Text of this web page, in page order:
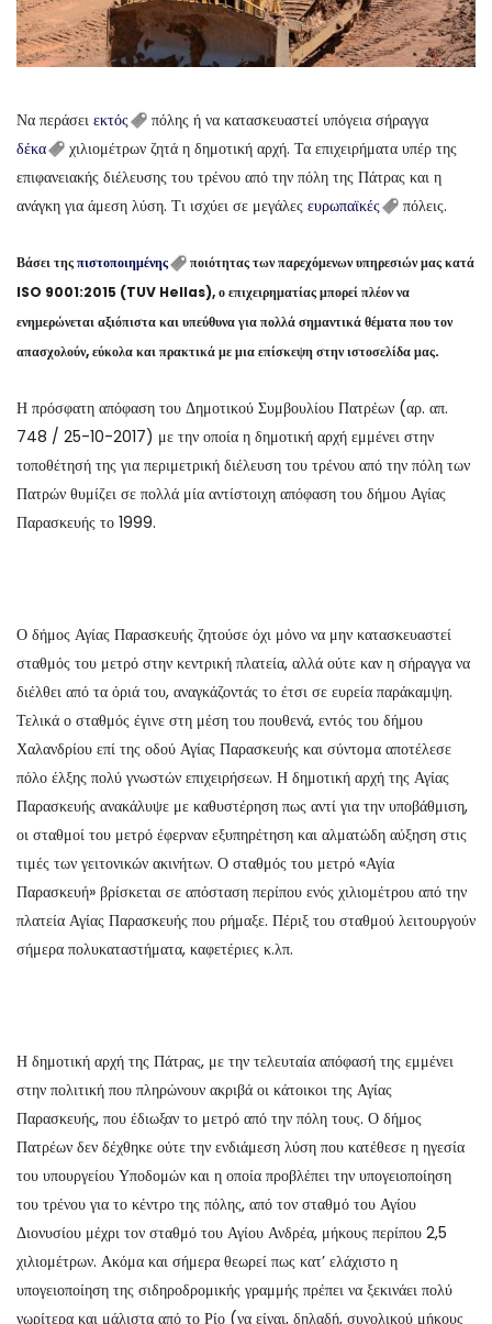
Να περάσει εκτός
πόλης ή να κατασκευαστεί υπόγεια σήραγγα
δέκα
χιλιομέτρων ζητά η δημοτική αρχή. Τα επιχειρήματα υπέρ της
επιφανειακής διέλευσης του τρένου από την πόλη της Πάτρας και η
ανάγκη για άμεση λύση. Τι ισχύει σε μεγάλες ευρωπαϊκές πόλεις.
Βάσει τηςπιστοποιημένης
ποιότητας των παρεχόμενων υπηρεσιών μας κατά
ISO 9001:2015 (TUV Hellas), ο επιχειρηματίας μπορεί πλέον να
ενημερώνεται αξιόπιστα και υπεύθυνα για πολλά σημαντικά θέματα που τον
απασχολούν, εύκολα και πρακτικά με μια επίσκεψη στην ιστοσελίδα μας.
Η πρόσφατη απόφαση του Δημοτικού Συμβουλίου Πατρέων (αρ. απ.
748 / 25-10-2017) με την οποία η δημοτική αρχή εμμένει στην
τοποθέτησή της για περιμετρική διέλευση του τρένου από την πόλη των
Πατρών θυμίζει σε πολλά μία αντίστοιχη απόφαση του δήμου Αγίας
Παρασκευής το 1999.
Ο δήμος Αγίας Παρασκευής ζητούσε όχι μόνο να μην κατασκευαστεί
σταθμός του μετρό στην κεντρική πλατεία, αλλά ούτε καν η σήραγγα να
διέλθει από τα όριά του, αναγκάζοντάς το έτσι σε ευρεία παράκαμψη.
Τελικά ο σταθμός έγινε στη μέση του πουθενά, εντός του δήμου
Χαλανδρίου επί της οδού Αγίας Παρασκευής και σύντομα αποτέλεσε
πόλο έλξης πολύ γνωστών επιχειρήσεων. Η δημοτική αρχή της Αγίας
Παρασκευής ανακάλυψε με καθυστέρηση πως αντί για την υποβάθμιση,
οι σταθμοί του μετρό έφερναν εξυπηρέτηση και αλματώδη αύξηση στις
τιμές των γειτονικών ακινήτων. Ο σταθμός του μετρό «Αγία
Παρασκευή» βρίσκεται σε απόσταση περίπου ενός χιλιομέτρου από την
πλατεία Αγίας Παρασκευής που ρήμαξε. Πέριξ του σταθμού λειτουργούν
σήμερα πολυκαταστήματα, καφετέριες κ.λπ.
Η δημοτική αρχή της Πάτρας, με την τελευταία απόφασή της εμμένει
στην πολιτική που πληρώνουν ακριβά οι κάτοικοι της Αγίας
Παρασκευής, που έδιωξαν το μετρό από την πόλη τους. Ο δήμος
Πατρέων δεν δέχθηκε ούτε την ενδιάμεση λύση που κατέθεσε η ηγεσία
του υπουργείου Υποδομών και η οποία προβλέπει την υπογειοποίηση
του τρένου για το κέντρο της πόλης, από τον σταθμό του Αγίου
Διονυσίου μέχρι τον σταθμό του Αγίου Ανδρέα, μήκους περίπου 2,5
χιλιομέτρων. Ακόμα και σήμερα θεωρεί πως κατ’ ελάχιστο η
υπογειοποίηση της σιδηροδρομικής γραμμής πρέπει να ξεκινάει πολύ
νωρίτερα και μάλιστα από το Ρίο (να είναι, δηλαδή, συνολικού μήκους